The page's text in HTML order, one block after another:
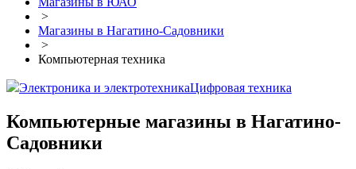
>
Магазины в Нагатино-Садовники
>
Компьютерная техника
Электроника и электротехникаЦифровая техника
Компьютерные магазины в Нагатино-
Садовники